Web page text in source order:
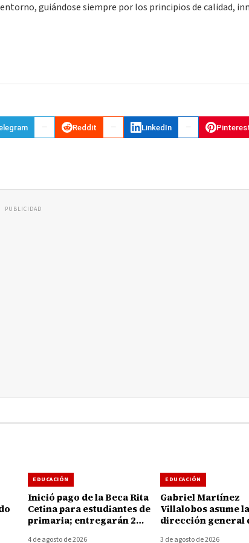
guiándose siempre por los principios de calidad,
Reddit LinkedIn
PUBLICIDAD
EDUCACIÓN
Inició pago de la Beca Rita
Cetina para estudiantes de
primaria; entregarán 2
4 de agosto de 2026
EDUCACIÓN
Gabriel Martínez
Villalobos asume la
dirección general
3 de agosto de 2026